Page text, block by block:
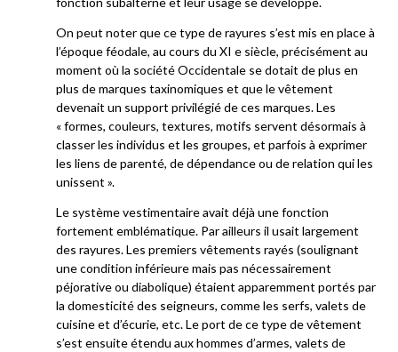
On peut noter que ce type de rayures s’est mis en place à
l’époque féodale, au cours du XI e siècle, précisément au
moment où la société Occidentale se dotait de plus en
plus de marques taxinomiques et que le vêtement
devenait un support privilégié de ces marques. Les
« formes, couleurs, textures, motifs servent désormais à
classer les individus et les groupes, et parfois à exprimer
les liens de parenté, de dépendance ou de relation qui les
unissent ».
Le système vestimentaire avait déjà une fonction
fortement emblématique. Par ailleurs il usait largement
des rayures. Les premiers vêtements rayés (soulignant
une condition inférieure mais pas nécessairement
péjorative ou diabolique) étaient apparemment portés par
la domesticité des seigneurs, comme les serfs, valets de
cuisine et d’écurie, etc. Le port de ce type de vêtement
s’est ensuite étendu aux hommes d’armes, valets de